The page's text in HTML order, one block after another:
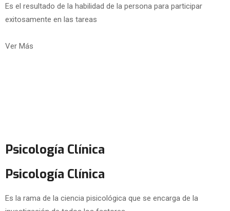
Es el resultado de la habilidad de la persona para participar
exitosamente en las tareas
Ver Más
Psicología Clínica
Psicología Clínica
Es la rama de la ciencia pisicológica que se encarga de la